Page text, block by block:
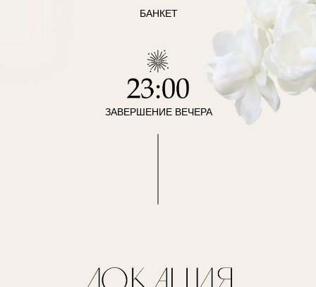
БАНКЕТ
ЗАВЕРШЕНИЕ ВЕЧЕРА